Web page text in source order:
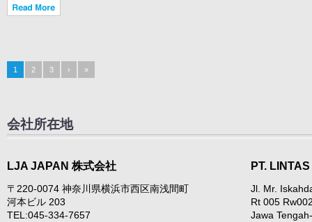
1 2 3 › »
会社所在地
LJA JAPAN 株式会社
〒220-0074 神奈川県横浜市西区南浅間町
河本ビル 203
TEL:045-334-7657
PT.
Jl. Mr.
Rt 005
Jawa